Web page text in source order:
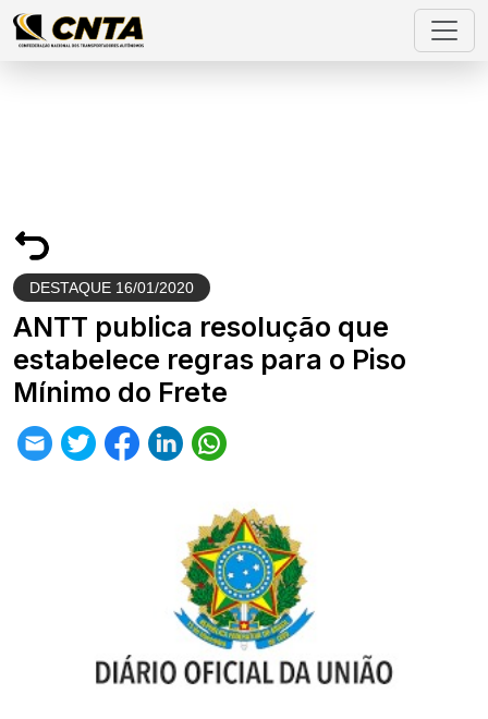
DESTAQUE 16/01/2020
ANTT publica resolução que
estabelece regras para o Piso
Mínimo do Frete